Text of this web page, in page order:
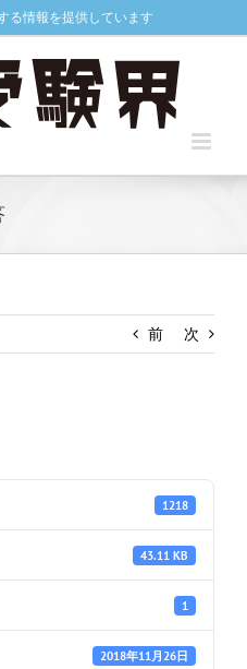
る情報を提供しています
前 次
1218
43.11 KB
1
2018年11月26日